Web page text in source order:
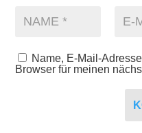
Name, E-Mail-
Browser für meinen